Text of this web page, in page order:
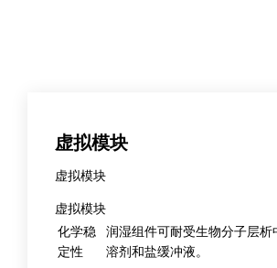
虚拟模块
虚拟模块
虚拟模块
化学稳
定性
润湿组件可耐受生物分子层析
溶剂和盐缓冲液。